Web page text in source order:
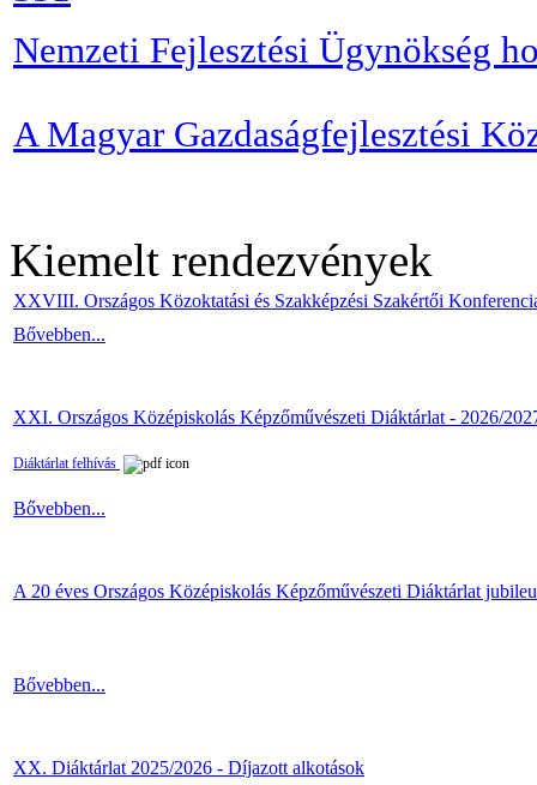
Nemzeti Fejlesztési Ügynökség
A Magyar Gazdaságfejlesztési
Kiemelt rendezvények
XXVIII. Országos Közoktatási és Szakképzési Szakértői
Bővebben...
XXI. Országos Középiskolás Képzőművészeti Diáktárlat - 2026/
Diáktárlat felhívás
Bővebben...
A 20 éves Országos Középiskolás Képzőművészeti Diáktárlat
Bővebben...
XX. Diáktárlat 2025/2026 - Díjazott alkotások